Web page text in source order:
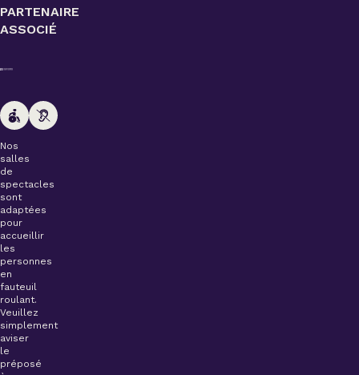
PARTENAIRE
ASSOCIÉ
Nos
salles
de
spectacles
sont
adaptées
pour
accueillir
les
personnes
en
fauteuil
roulant.
Veuillez
simplement
aviser
le
préposé